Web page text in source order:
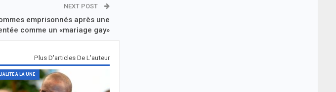
NEXT POST
emprisonnés après une
comme un «mariage gay»
Plus D'articles De L'auteur
À LA UNE